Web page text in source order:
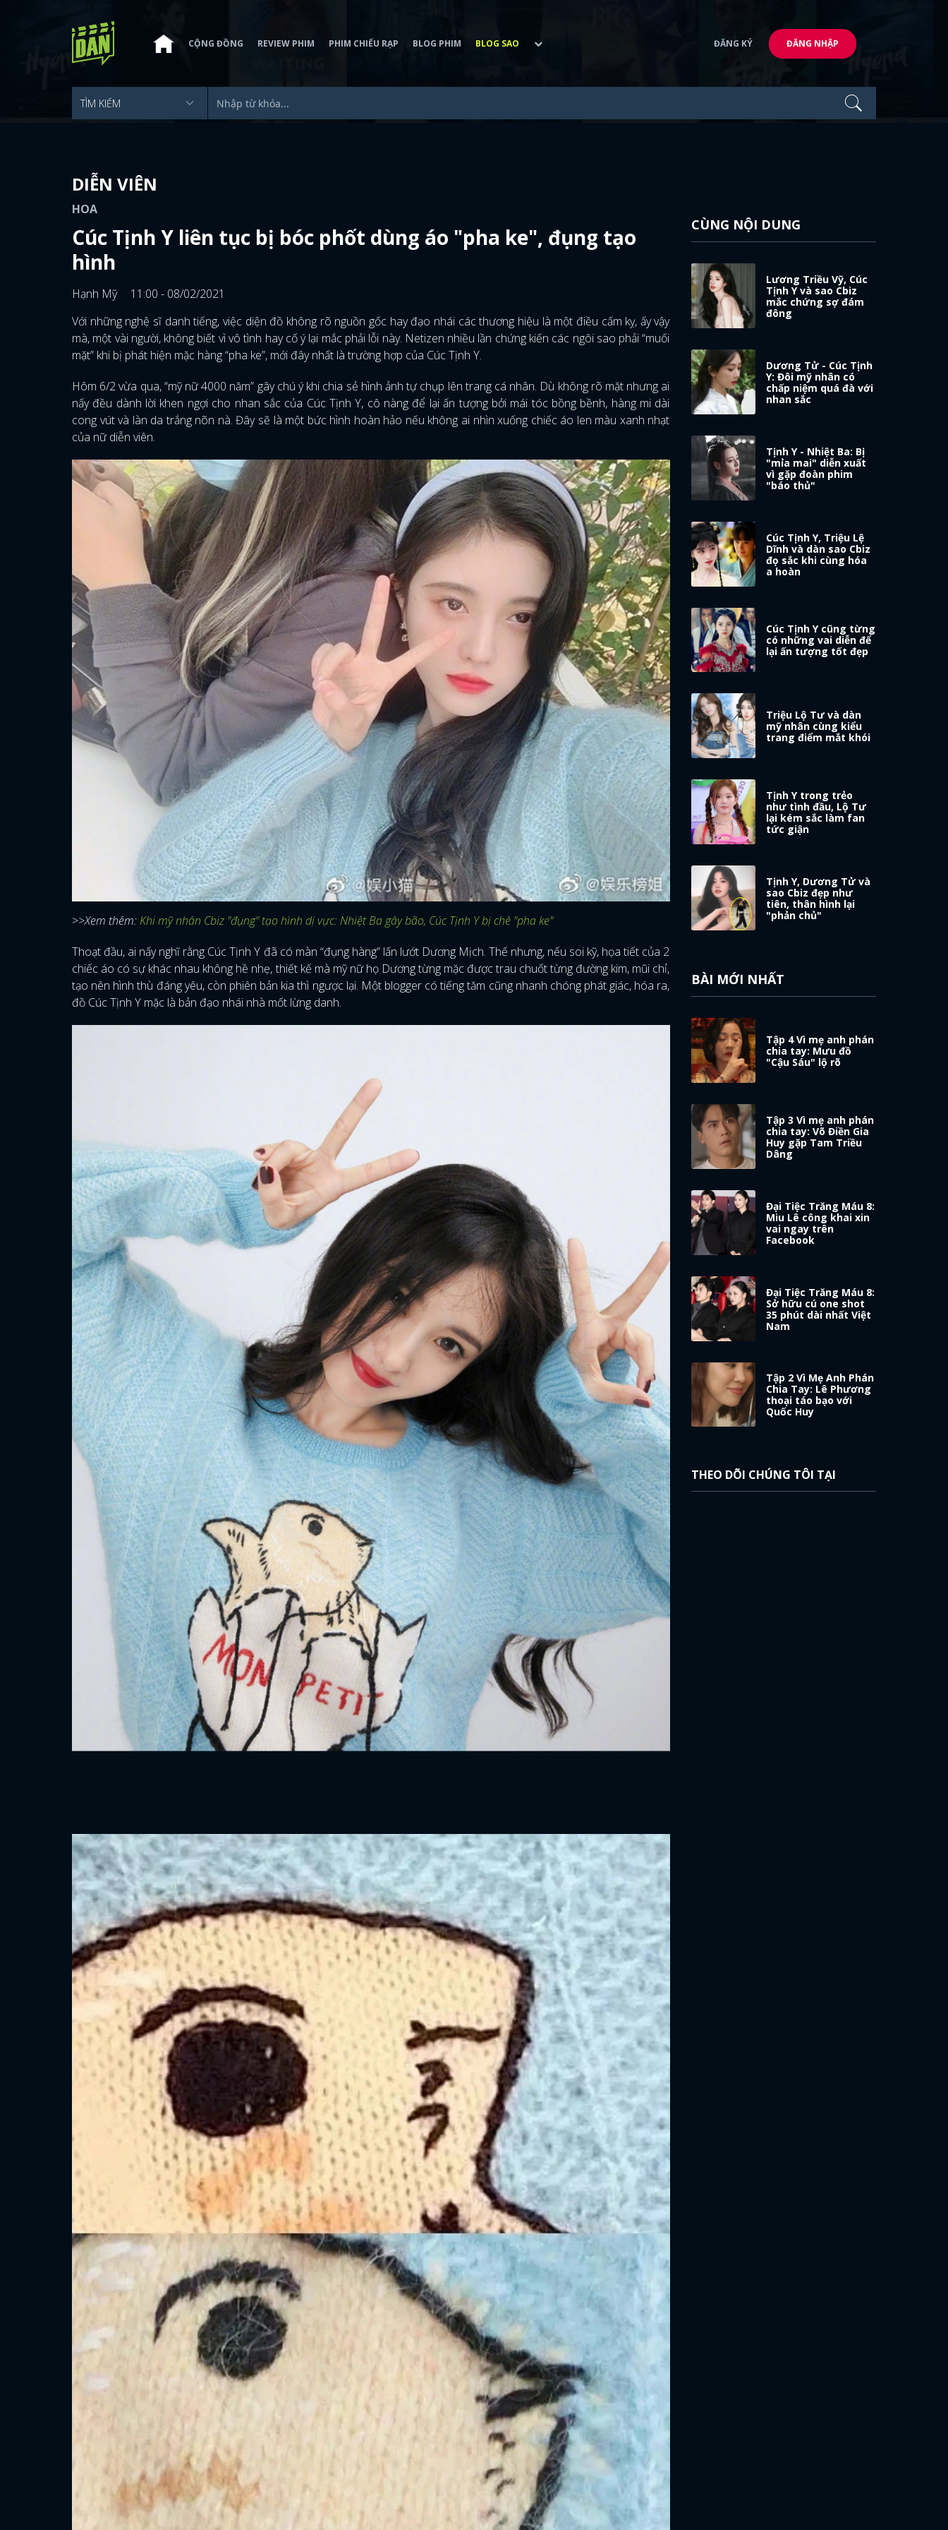
ĐĂNG NHẬP
FACEBOOK GOOGLE
CỘNG ĐỒNG REVIEW PHIM PHIM CHIẾU RẠP BLOG PHIM BLOG SAO ĐĂNG KÝ ĐĂNG NHẬP
DIỄN VIÊN
HOA
Cúc Tịnh Y liên tục bị bóc phốt dùng áo "pha ke", đụng tạo
hình
Hạnh Mỹ
11:00 - 08/02/2021
Với những nghệ sĩ danh tiếng, việc diện đồ không rõ nguồn gốc hay đạo nhái các thương hiệu là một điều cấm kỵ, ấy vậy
mà, một vài người, không biết vì vô tình hay cố ý lại mắc phải lỗi này. Netizen nhiều lần chứng kiến các ngôi sao phải “muối
mặt” khi bị phát hiện mặc hàng “pha ke”, mới đây nhất là trường hợp của Cúc Tịnh Y.
Hôm 6/2 vừa qua, “mỹ nữ 4000 năm” gây chú ý khi chia sẻ hình ảnh tự chụp lên trang cá nhân. Dù không rõ mặt nhưng ai
nấy đều dành lời khen ngợi cho nhan sắc của Cúc Tịnh Y, cô nàng để lại ấn tượng bởi mái tóc bồng bềnh, hàng mi dài
cong vút và làn da trắng nõn nà. Đây sẽ là một bức hình hoàn hảo nếu không ai nhìn xuống chiếc áo len màu xanh nhạt
của nữ diễn viên.
>>Xem thêm:Khi mỹ nhân Cbiz "đụng" tạo hình dị vực: Nhiệt Ba gây bão, Cúc Tịnh Y bị chê "pha ke"
Thoạt đầu, ai nấy nghĩ rằng Cúc Tịnh Y đã có màn “đụng hàng” lấn lướt Dương Mịch. Thế nhưng, nếu soi kỹ, họa tiết của 2
chiếc áo có sự khác nhau không hề nhẹ, thiết kế mà mỹ nữ họ Dương từng mặc được trau chuốt từng đường kim, mũi chỉ,
tạo nên hình thù đáng yêu, còn phiên bản kia thì ngược lại. Một blogger có tiếng tăm cũng nhanh chóng phát giác, hóa ra,
đồ Cúc Tịnh Y mặc là bản đạo nhái nhà mốt lừng danh.
CÙNG NỘI DUNG
Lương Triều Vỹ, Cúc
Tịnh Y và sao Cbiz
mắc chứng sợ đám
đông
Dương Tử - Cúc Tịnh
Y: Đôi mỹ nhân có
chấp niệm quá đà với
nhan sắc
Tịnh Y - Nhiệt Ba: Bị
"mỉa mai" diễn xuất
vì gặp đoàn phim
"báo thủ"
Cúc Tịnh Y, Triệu Lệ
Dĩnh và dàn sao Cbiz
đọ sắc khi cùng hóa
a hoàn
Cúc Tịnh Y cũng từng
có những vai diễn để
lại ấn tượng tốt đẹp
Triệu Lộ Tư và dàn
mỹ nhân cùng kiểu
trang điểm mắt khói
Tịnh Y trong trẻo
như tình đầu, Lộ Tư
lại kém sắc làm fan
tức giận
Tịnh Y, Dương Tử và
sao Cbiz đẹp như
tiên, thân hình lại
"phản chủ"
BÀI MỚI NHẤT
Tập 4 Vì mẹ anh phán
chia tay: Mưu đồ
"Cậu Sáu" lộ rõ
Tập 3 Vì mẹ anh phán
chia tay: Võ Điền Gia
Huy gặp Tam Triều
Dâng
Đại Tiệc Trăng Máu 8:
Miu Lê công khai xin
vai ngay trên
Facebook
Đại Tiệc Trăng Máu 8:
Sở hữu cú one shot
35 phút dài nhất Việt
Nam
Tập 2 Vì Mẹ Anh Phán
Chia Tay: Lê Phương
thoại táo bạo với
Quốc Huy
THEO DÕI CHÚNG TÔI TẠI